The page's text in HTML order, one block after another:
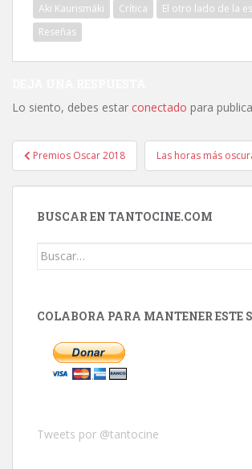
Aki Kaurismäki Crítica
El otro lado de la
Reseñas
Lo siento, debes estar conectado para
Navegación
de
entradas
Premios Oscar 2018 Las horas más
BUSCAR EN TANTOCINE.COM
Buscar:
COLABORA PARA MANTENER ESTE
Tweets por @tantocine